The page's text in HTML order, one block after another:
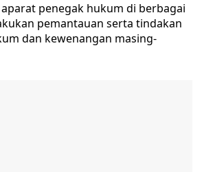
penegak hukum di berbagai
pemantauan serta tindakan
dan kewenangan masing-